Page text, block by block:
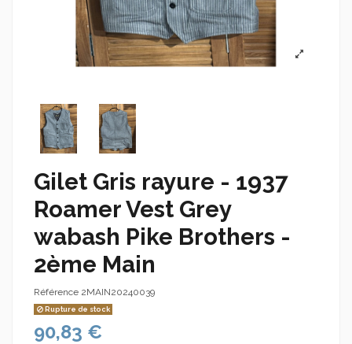
Gilet Gris rayure - 1937
Roamer Vest Grey
wabash Pike Brothers -
2ème Main
Référence 2MAIN20240039
Rupture de stock
90,83 €